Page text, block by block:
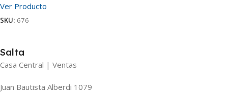
Ver Producto
SKU: 676
Salta
Casa Central | Ventas
Juan Bautista Alberdi 1079